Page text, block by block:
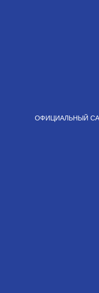
ОФИЦИАЛЬНЫЙ